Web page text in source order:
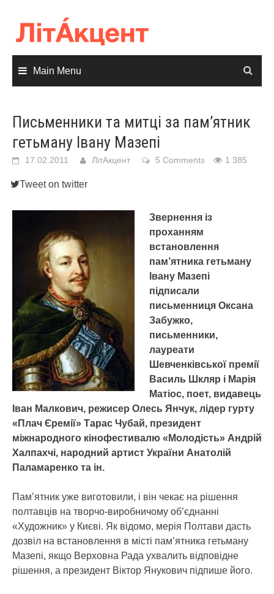
content
Main Menu
Письменники та митці за пам’ятник
гетьману Івану Мазепі
17.02.2011 ЛітАкцент 5 Comments 1 385
Tweet on twitter
Звернення із
проханням
встановлення
пам’ятника гетьману
Івану Мазепі
підписали
письменниця Оксана
Забужко,
письменники,
лауреати
Шевченківської премії
Василь Шкляр і Марія
Матіос, поет, видавець
Іван Малкович, режисер Олесь Янчук, лідер гурту
«Плач Єремії» Тарас Чубай, президент
міжнародного кінофестивалю «Молодість» Андрій
Халпахчі, народний артист України Анатолій
Паламаренко та ін.
Пам’ятник уже виготовили, і він чекає на рішення
полтавців на творчо-виробничому об’єднанні
«Художник» у Києві. Як відомо, мерія Полтави дасть
дозвіл на встановлення в місті пам’ятника гетьману
Мазепі, якщо Верховна Рада ухвалить відповідне
рішення, а президент Віктор Янукович підпише його.